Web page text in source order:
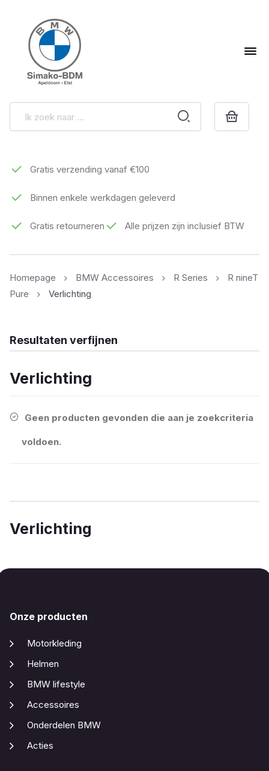
Gratis verzending vanaf €100
Binnen enkele werkdagen geleverd
Gratis retourneren Alle prijzen zijn inclusief BTW
Homepage BMW Accessoires R Series
R nineT
Pure
Verlichting
Verlichting
Geen producten gevonden die aan je zoekcriteria
voldoen.
Resultaten verfijnen
Verlichting
Onze producten
Motorkleding
Helmen
BMW lifestyle
Accessoires
Onderdelen BMW
Acties